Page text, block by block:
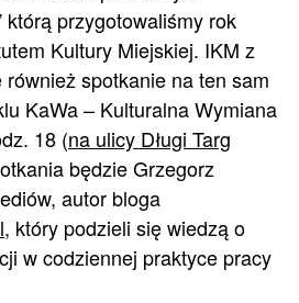
którą przygotowaliśmy rok
Kultury Miejskiej. IKM z
spotkanie na ten sam
KaWa – Kulturalna Wymiana
18 (na ulicy Długi Targ
będzie Grzegorz
autor bloga
, który podzieli się wiedzą o
w codziennej praktyce pracy